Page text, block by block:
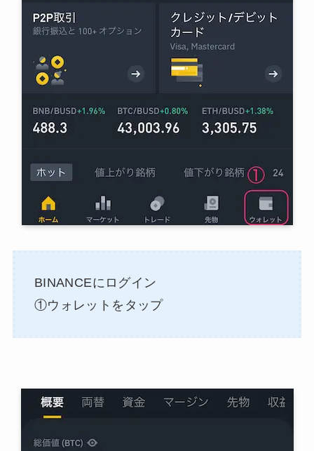
BINANCEにログイン
①ウォレットをタップ